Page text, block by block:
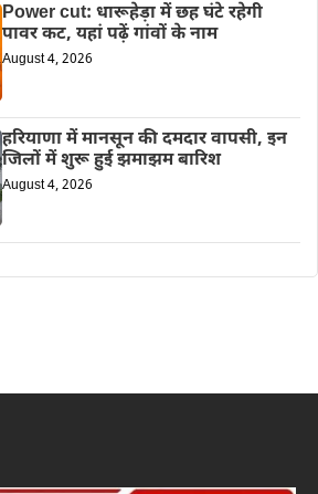
Power cut: धारूहेड़ा में छह घंटे रहेगी
पावर कट, यहां पढ़ें गांवों के नाम
August 4, 2026
हरियाणा में मानसून की दमदार वापसी, इन
जिलों में शुरू हुई झमाझम बारिश
August 4, 2026